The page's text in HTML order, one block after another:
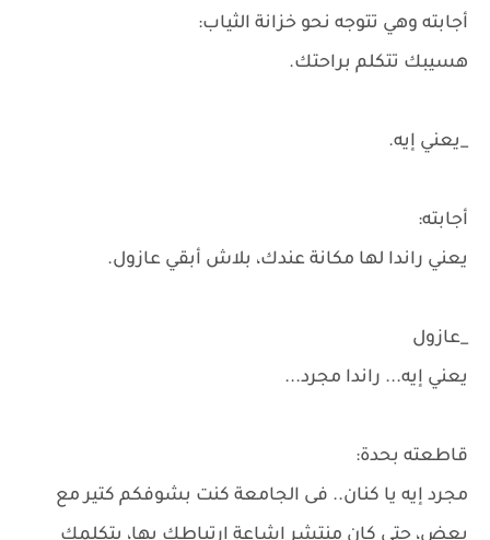
أجابته وهي تتوجه نحو خزانة الثياب:
هسيبك تتكلم براحتك.
_يعني إيه.
أجابته:
يعني راندا لها مكانة عندك، بلاش أبقي عازول.
_عازول
يعني إيه... راندا مجرد...
قاطعته بحدة:
مجرد إيه يا كنان.. فى الجامعة كنت بشوفكم كتير مع
بعض، حتى كان منتشر إشاعة إرتباطك بها، بتكلمك